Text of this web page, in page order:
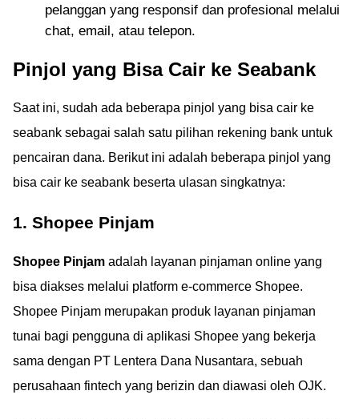
pelanggan yang responsif dan profesional melalui
chat, email, atau telepon.
Pinjol yang Bisa Cair ke Seabank
Saat ini, sudah ada beberapa pinjol yang bisa cair ke
seabank sebagai salah satu pilihan rekening bank untuk
pencairan dana. Berikut ini adalah beberapa pinjol yang
bisa cair ke seabank beserta ulasan singkatnya:
1. Shopee Pinjam
Shopee Pinjam adalah layanan pinjaman online yang
bisa diakses melalui platform e-commerce Shopee.
Shopee Pinjam merupakan produk layanan pinjaman
tunai bagi pengguna di aplikasi Shopee yang bekerja
sama dengan PT Lentera Dana Nusantara, sebuah
perusahaan fintech yang berizin dan diawasi oleh OJK.